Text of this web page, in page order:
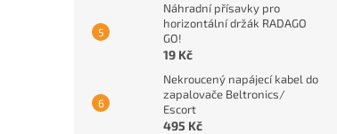
Náhradní přísavky pro
horizontální držák RADAGO
GO!
19 Kč
Nekroucený napájecí kabel do
zapalovače Beltronics/
Escort
495 Kč